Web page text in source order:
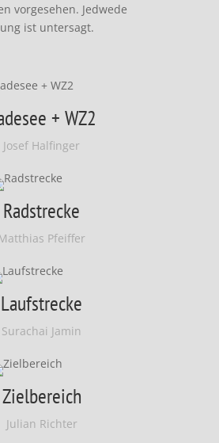
vorgesehen. Jedwede
ist untersagt.
+ WZ2
Josef Halfinger
Radstrecke
Pfeiffer
Laufstrecke
Surachai Jamin
Zielbereich
Julian Richter